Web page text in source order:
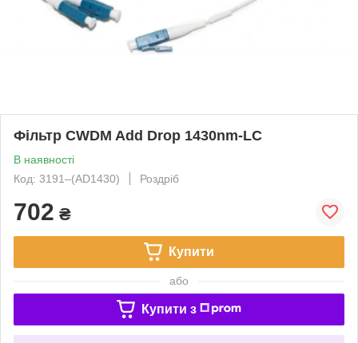
Фільтр CWDM Add Drop 1430nm-LC
В наявності
Код: 3191‒(AD1430)
Роздріб
702 ₴
Купити
або
Купити з